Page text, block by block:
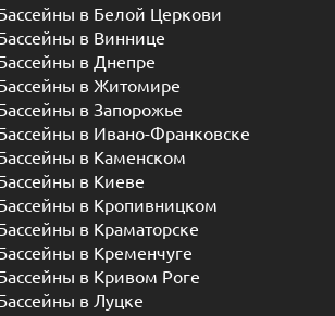
в Белой Церкови
в Виннице
в Днепре
в Житомире
в Запорожье
в Ивано-Франковске
в Каменском
в Киеве
в Кропивницком
в Краматорске
в Кременчуге
в Кривом Роге
в Луцке